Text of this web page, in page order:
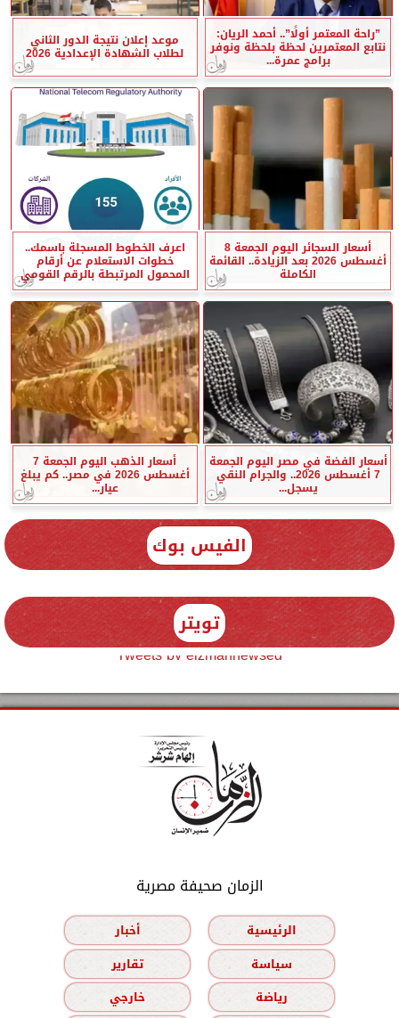
”راحة المعتمر أولًا”.. أحمد الريان:
نتابع المعتمرين لحظة بلحظة ونوفر
برامج عمرة...
موعد إعلان نتيجة الدور الثاني
لطلاب الشهادة الإعدادية 2026
أسعار السجائر اليوم الجمعة 8
أغسطس 2026 بعد الزيادة.. القائمة
الكاملة
اعرف الخطوط المسجلة باسمك..
خطوات الاستعلام عن أرقام
المحمول المرتبطة بالرقم القومي
أسعار الفضة في مصر اليوم الجمعة
7 أغسطس 2026.. والجرام النقي
يسجل...
أسعار الذهب اليوم الجمعة 7
أغسطس 2026 في مصر.. كم يبلغ
عيار...
الفيس بوك
تويتر
Tweets by elzmannewseg
الزمان صحيفة مصرية
الرئيسية
أخبار
سياسة
تقارير
رياضة
خارجي